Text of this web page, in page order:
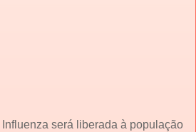
Influenza será liberada à população